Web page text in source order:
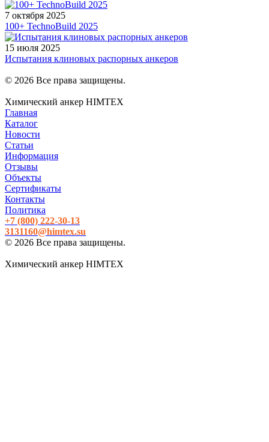
7 октября 2025
100+ TechnoBuild 2025
15 июля 2025
Испытания клиновых распорных анкеров
© 2026 Все права защищены.
Химический анкер HIMTEX
Главная
Каталог
Новости
Статьи
Информация
Отзывы
Объекты
Сертификаты
Контакты
Политика
+7 (800) 222-30-13
3131160@himtex.su
© 2026 Все права защищены.
Химический анкер HIMTEX